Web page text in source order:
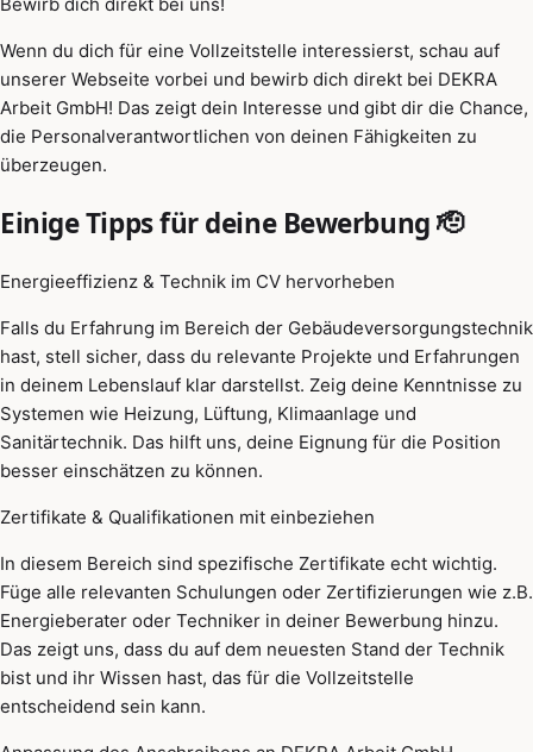
Bewirb dich direkt bei uns!
Wenn du dich für eine Vollzeitstelle interessierst, schau auf
unserer Webseite vorbei und bewirb dich direkt bei DEKRA
Arbeit GmbH! Das zeigt dein Interesse und gibt dir die Chance,
die Personalverantwortlichen von deinen Fähigkeiten zu
überzeugen.
Einige Tipps für deine Bewerbung 🫡
Energieeffizienz & Technik im CV hervorheben
Falls du Erfahrung im Bereich der Gebäudeversorgungstechnik
hast, stell sicher, dass du relevante Projekte und Erfahrungen
in deinem Lebenslauf klar darstellst. Zeig deine Kenntnisse zu
Systemen wie Heizung, Lüftung, Klimaanlage und
Sanitärtechnik. Das hilft uns, deine Eignung für die Position
besser einschätzen zu können.
Zertifikate & Qualifikationen mit einbeziehen
In diesem Bereich sind spezifische Zertifikate echt wichtig.
Füge alle relevanten Schulungen oder Zertifizierungen wie z.B.
Energieberater oder Techniker in deiner Bewerbung hinzu.
Das zeigt uns, dass du auf dem neuesten Stand der Technik
bist und ihr Wissen hast, das für die Vollzeitstelle
entscheidend sein kann.